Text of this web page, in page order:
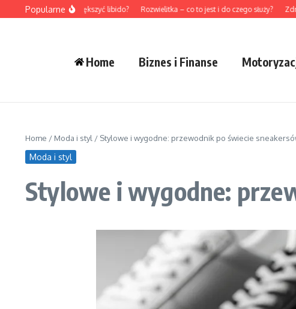
Przejdź do treści
Popularne
Jak naturalnie zwiększyć libido? Rozwielitka – co to jest i do czego służy? Zdrowy
Home Biznes i Finanse
Home / Moda i styl / Stylowe i wygodne: przewodnik po świecie
Moda i styl
Stylowe i wygodne: